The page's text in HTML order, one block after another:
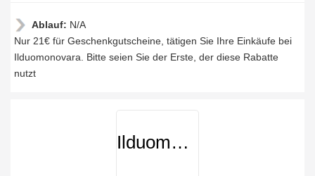
Ablauf: N/A
Nur 21€ für Geschenkgutscheine, tätigen Sie Ihre Einkäufe bei
Ilduomonovara. Bitte seien Sie der Erste, der diese Rabatte
nutzt
Ilduomonovara